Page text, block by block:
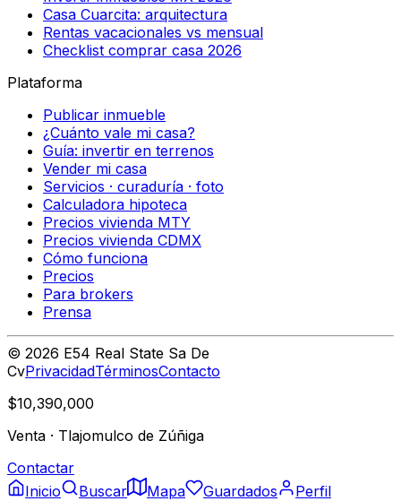
Casa Cuarcita: arquitectura
Rentas vacacionales vs mensual
Checklist comprar casa 2026
Plataforma
Publicar inmueble
¿Cuánto vale mi casa?
Guía: invertir en terrenos
Vender mi casa
Servicios · curaduría · foto
Calculadora hipoteca
Precios vivienda MTY
Precios vivienda CDMX
Cómo funciona
Precios
Para brokers
Prensa
© 2026 E54 Real State Sa De
CvPrivacidadTérminosContacto
$10,390,000
Venta · Tlajomulco de Zúñiga
Contactar
Inicio
Buscar Mapa Guardados
Perfil